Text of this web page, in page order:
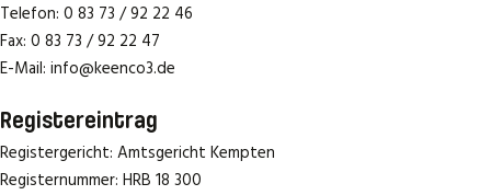
Telefon: 0 83 73 / 92 22 46
Fax: 0 83 73 / 92 22 47
E-Mail: info@keenco3.de
Registereintrag
Registergericht: Amtsgericht Kempten
Registernummer: HRB 18 300